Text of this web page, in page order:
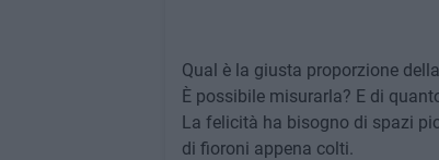
Qual è la giusta proporzione
È possibile misurarla? E di
La felicità ha bisogno di spazi
di fioroni appena colti.